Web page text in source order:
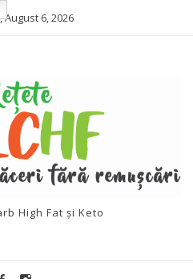
6, 2026
High Fat și Keto